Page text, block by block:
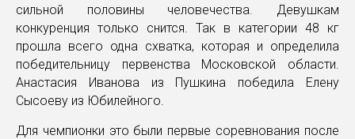
сильной половины человечества. Девушкам
конкуренция только снится. Так в категории 48 кг
прошла всего одна схватка, которая и определила
победительницу первенства Московской области.
Анастасия Иванова из Пушкина победила Елену
Сысоеву из Юбилейного.
Для чемпионки это были первые соревнования после